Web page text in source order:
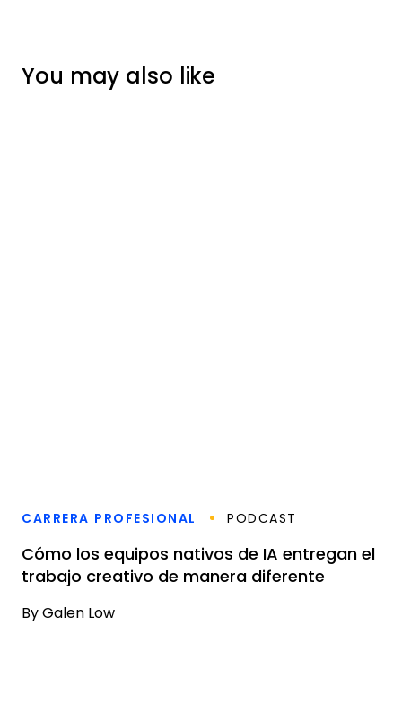
You may also like
CARRERA PROFESIONAL PODCAST
Cómo los equipos nativos de IA entregan el
trabajo creativo de manera diferente
By Galen Low